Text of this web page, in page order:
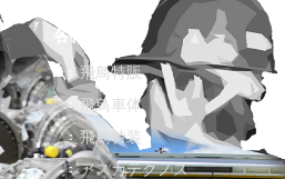
各社紹介
飛鳥特販
飛鳥車体
飛鳥特装
アスカテクノス